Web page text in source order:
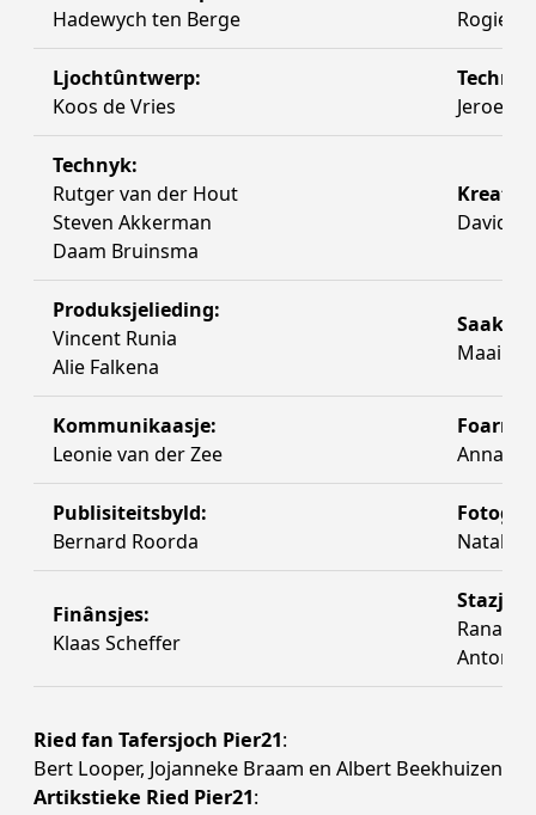
Hadewych ten Berge
Rogier
Ljochtûntwerp:
Koos de Vries
Jeroen
Technyk:
Rutger van der Hout
Steven Akkerman
Daam Bruinsma
Kreatyf
David
Produksjelieding:
Vincent Runia
Alie Falkena
Maaike
Kommunikaasje:
Leonie van der Zee
Anna
Publisiteitsbyld:
Bernard Roorda
Natalia
Finânsjes:
Klaas Scheffer
Rana
Antonia
Ried fan Tafersjoch Pier21:
Bert Looper, Jojanneke Braam en Albert Beekhuizen
Artikstieke Ried Pier21: